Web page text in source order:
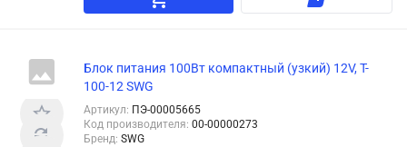
Блок питания 100Вт компактный (узкий) 12V, T-
100-12 SWG
Артикул: ПЭ-00005665
Код производителя: 00-00000273
Бренд: SWG